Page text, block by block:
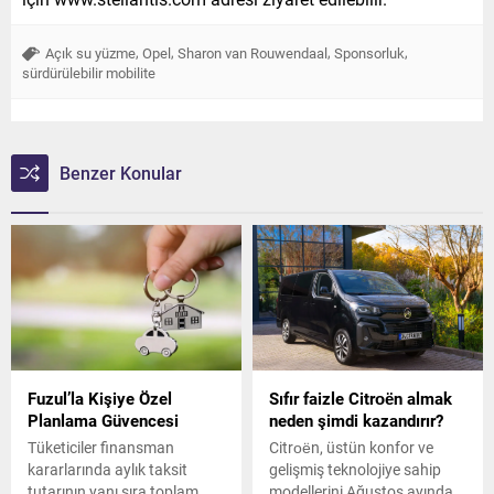
Açık su yüzme, Opel, Sharon van Rouwendaal, Sponsorluk,
sürdürülebilir mobilite
Benzer Konular
Fuzul’la Kişiye Özel
Planlama Güvencesi
Tüketiciler finansman
kararlarında aylık taksit
Sıfır faizle Citroën almak
neden şimdi kazandırır?
Citroën, üstün konfor ve
gelişmiş teknolojiye sahip